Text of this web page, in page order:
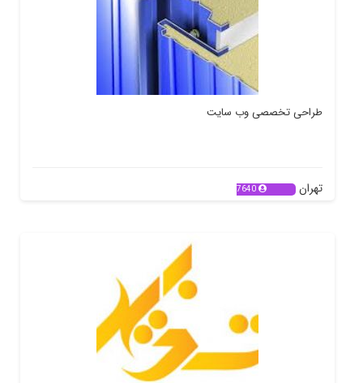
طراحی تخصصی وب سایت
تهران 7640